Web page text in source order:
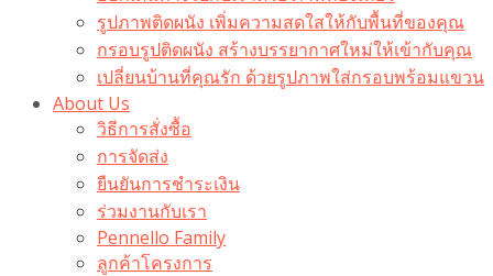
รูปภาพติดผนัง เพิ่มความสดใสให้กับพื้นที่ของคุณ
กรอบรูปติดผนัง สร้างบรรยากาศใหม่ให้เข้ากับคุณ
เปลี่ยนบ้านที่คุณรัก ด้วยรูปภาพใส่กรอบพร้อมแขวน​
About Us
วิธีการสั่งซื้อ
การจัดส่ง
ยืนยันการชำระเงิน
ร่วมงานกับเรา
Pennello Family
ลูกค้าโครงการ